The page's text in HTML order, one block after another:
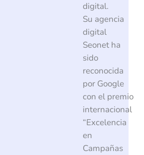
digital.
Su agencia
digital
Seonet ha
sido
reconocida
por Google
con el premio
internacional
“Excelencia
en
Campañas